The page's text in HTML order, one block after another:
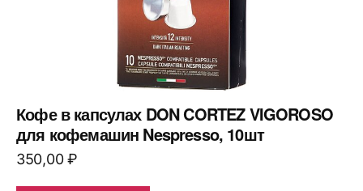
Кофе в капсулах DON CORTEZ VIGOROSO
для кофемашин Nespresso, 10шт
350,00₽